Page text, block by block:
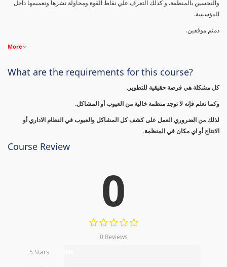
والتحسين بالمنظمة. و كذلك التعرف علي نقاط القوة ومحاولة نشرها وتعميمها داخل
المؤسسة.
دمتم موفقين.
More
What are the requirements for this course?
كل مشكلة هي فرصة حقيقية للتطوير.
وكما نعلم فإنه لا توجد منظمة خالية من العيوب أو المشاكل.
لذلك من الضروري العمل على كشف كل المشاكل والعيوب في النظام الاداري أو
الانتاج أو اي مكان في المنظمة.
Course Review
0
0 Reviews
5 Stars